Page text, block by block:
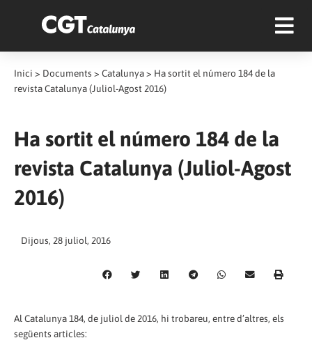
Inici > Documents > Catalunya> Ha sortit el número 184 de la
revista Catalunya (Juliol-Agost 2016)
Ha sortit el número 184 de la
revista Catalunya (Juliol-Agost
2016)
Dijous, 28 juliol, 2016
Al Catalunya 184, de juliol de 2016, hi trobareu, entre d’altres, els
següents articles: